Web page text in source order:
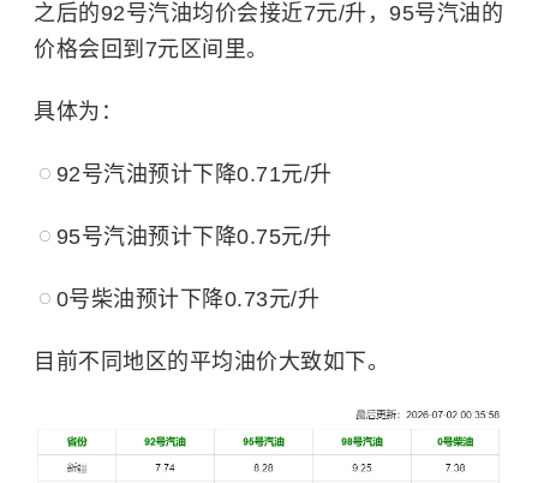
之后的92号汽油均价会接近7元/升，95号汽油的
价格会回到7元区间里。
具体为：
92号汽油预计下降0.71元/升
95号汽油预计下降0.75元/升
0号柴油预计下降0.73元/升
目前不同地区的平均油价大致如下。